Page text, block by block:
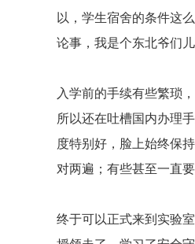
以，学生宿舍的条件这
论事，我是个东北爷们儿
入学前的手续有些繁琐
所以还在吐槽国内办理
度特别好，脸上始终保
对两遍；有些甚至一直要
终于可以正式来到实验